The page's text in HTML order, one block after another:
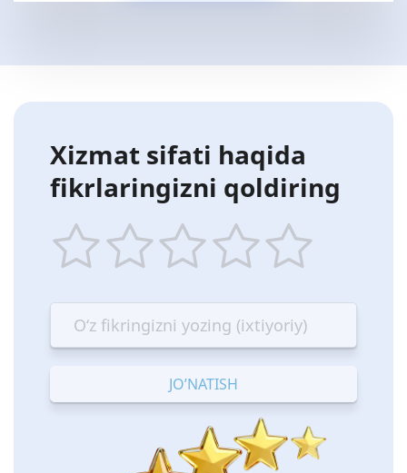
Xizmat sifati haqida
fikrlaringizni qoldiring
star
Terrible
stars
—
Bad
stars
—
OK
stars
—
Good
stars
—
Excellent